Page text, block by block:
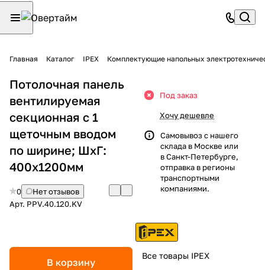
Главная Каталог IPEX Комплектующие напольных
Потолочная панель
вентилируемая
секционная с 1
щеточным вводом
по ширине; ШхГ:
400х1200мм
0
Нет отзывов
Арт. PPV.40.120.KV
В корзину
Под заказ
Хочу дешевле
Самовывоз с нашего
склада в Москве или
в Санкт-Петербурге,
отправка в регионы
транспортными
компаниями.
Все товары IPEX